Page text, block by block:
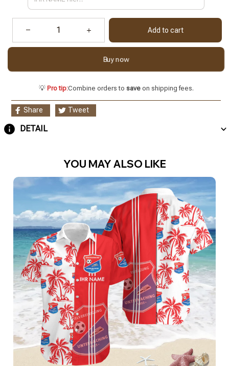
Add to cart
Buy now
💡 Pro tip:Combine orders to saveon shipping fees.
Share Tweet
DETAIL
YOU MAY ALSO LIKE